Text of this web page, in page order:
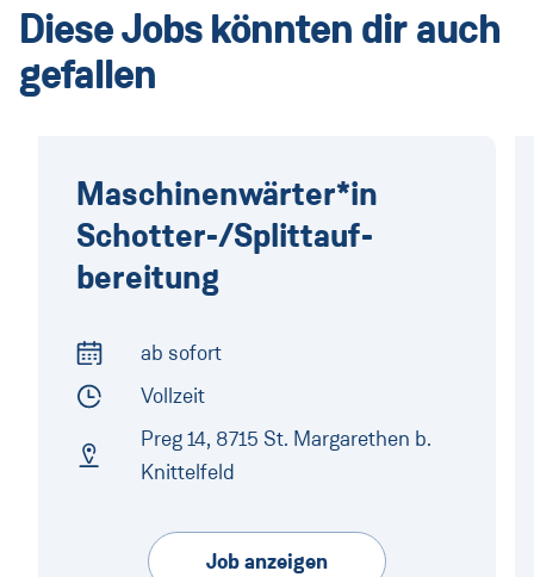
Diese Jobs könnten dir auch
gefallen
Maschinen­wärter*in
Schotter-/Splittauf­
bereitung
Arbeitsbeginn
ab sofort
Arbeitszeit
Vollzeit
Arbeitsort
Preg 14, 8715 St. Margarethen b.
Knittelfeld
Job anzeigen